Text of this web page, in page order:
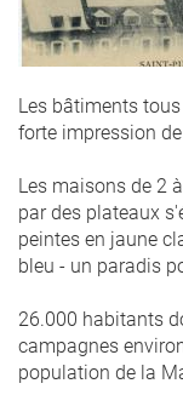
Les bâtiments
forte impression
Les maisons de 2
par des plateaux
peintes en jaune
bleu - un paradis
26.000 habitants
campagnes
population de la